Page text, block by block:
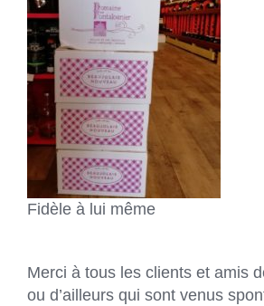
Fidèle à lui même
Merci à tous les clients et amis
ou d’ailleurs qui sont venus